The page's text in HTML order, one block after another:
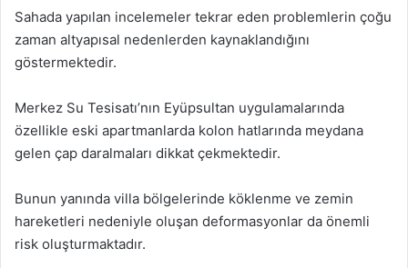
Sahada yapılan incelemeler tekrar eden problemlerin çoğu
zaman altyapısal nedenlerden kaynaklandığını
göstermektedir.
Merkez Su Tesisatı’nın Eyüpsultan uygulamalarında
özellikle eski apartmanlarda kolon hatlarında meydana
gelen çap daralmaları dikkat çekmektedir.
Bunun yanında villa bölgelerinde köklenme ve zemin
hareketleri nedeniyle oluşan deformasyonlar da önemli
risk oluşturmaktadır.